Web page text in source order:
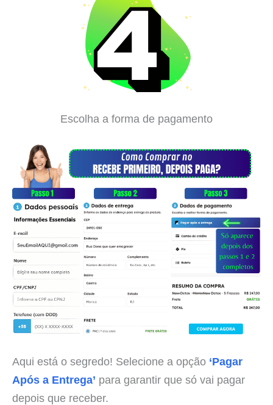
Escolha a forma de pagamento
Aqui está o segredo! Selecione a opção ‘Pagar
Após a Entrega’ para garantir que só vai pagar
depois que receber.